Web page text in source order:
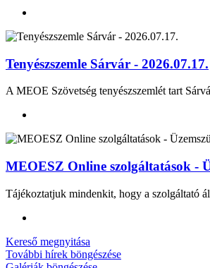
Tenyészszemle Sárvár - 2026.07.17.
A MEOE Szövetség tenyészszemlét tart
MEOESZ Online szolgáltatások -
Tájékoztatjuk mindenkit, hogy a szolgáltató
Kereső megnyitása
További hírek böngészése